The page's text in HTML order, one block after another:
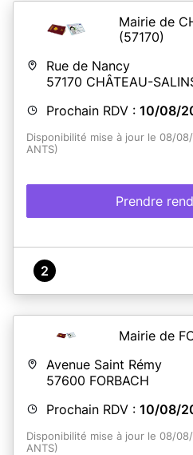
Mairie de
(57170)
Rue de Nancy
57170 CHÂTEAU-
Prochain RDV : 10/08/
Disponibilité mise à jour le 08/
ANTS)
Prendre
2
Mairie de
Avenue Saint Rémy
57600 FORBACH
Prochain RDV : 10/08/
Disponibilité mise à jour le 08/
ANTS)